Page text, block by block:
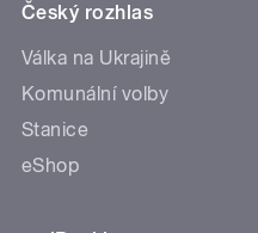
Český rozhlas
Válka na Ukrajině
Komunální volby
Stanice
eShop